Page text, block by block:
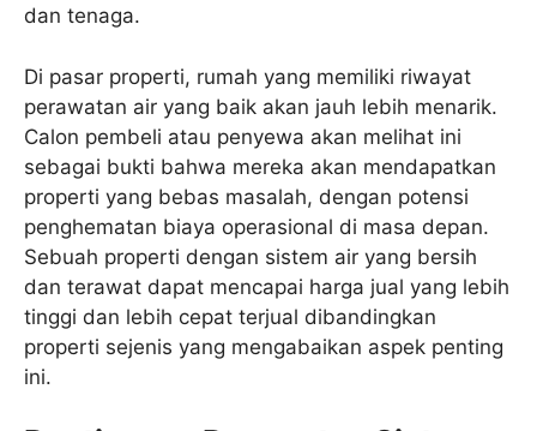
dan tenaga.
Di pasar properti, rumah yang memiliki riwayat
perawatan air yang baik akan jauh lebih menarik.
Calon pembeli atau penyewa akan melihat ini
sebagai bukti bahwa mereka akan mendapatkan
properti yang bebas masalah, dengan potensi
penghematan biaya operasional di masa depan.
Sebuah properti dengan sistem air yang bersih
dan terawat dapat mencapai harga jual yang lebih
tinggi dan lebih cepat terjual dibandingkan
properti sejenis yang mengabaikan aspek penting
ini.